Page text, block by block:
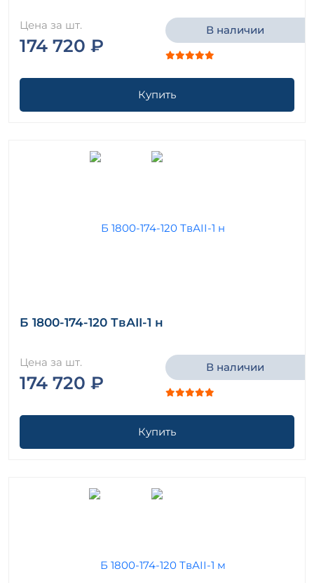
Цена за шт.
174 720 ₽
В наличии
Купить
Б 1800-174-120 ТвАII-1 н
Цена за шт.
174 720 ₽
В наличии
Купить